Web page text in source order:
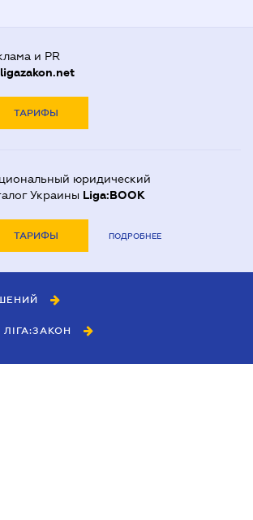
и PR
ligazakon.net
ТАРИФЫ
юридический
Украины Liga:BOOK
ТАРИФЫ ПОДРОБНЕЕ